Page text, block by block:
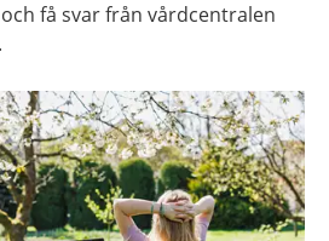
få svar från vårdcentralen